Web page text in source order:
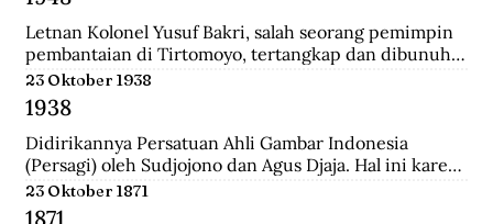
tuduhan terlibat pemberontakan Partai Komunis
Indonesia terhadap Belanda pada 1926/1927 di Jawa
Tengah.
Letnan Kolonel Yusuf Bakri, salah seorang pemimpin
pembantaian di Tirtomoyo, tertangkap dan dibunuh
di Wonogiri.
23 Oktober 1938
1938
Didirikannya Persatuan Ahli Gambar Indonesia
(Persagi) oleh Sudjojono dan Agus Djaja. Hal ini karena
persatuan seniman Belanda mengadakan pameran
lukisan untuk seniman Indonesia, sehingga seniman
23 Oktober 1871
1871